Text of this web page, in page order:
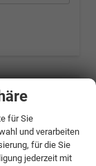
für Sie
und verarbeiten
für die Sie
jederzeit mit